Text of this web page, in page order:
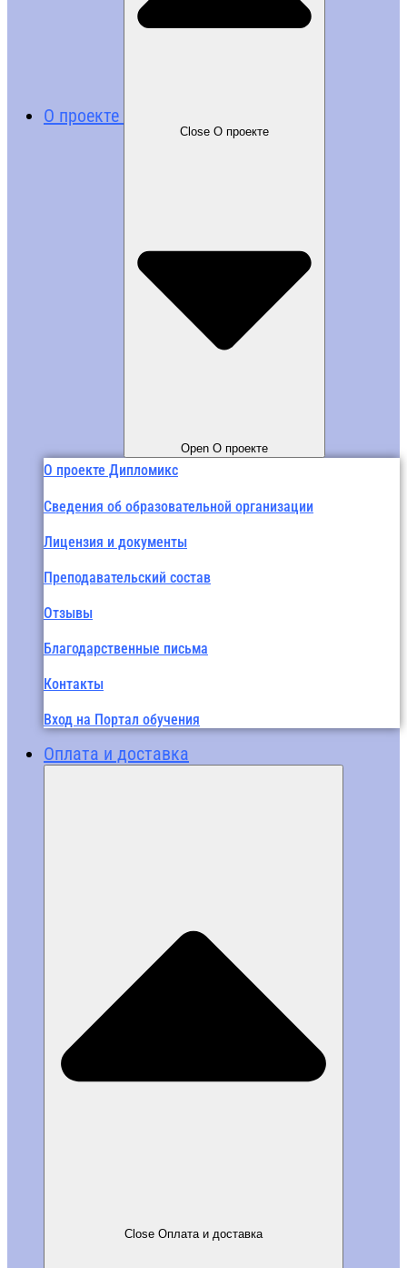
О проекте
Close О проекте
Open О проекте
О проекте Дипломикс
Сведения об образовательной организации
Лицензия и документы
Преподавательский состав
Отзывы
Благодарственные письма
Контакты
Вход на Портал обучения
Оплата и доставка
Close Оплата и доставка